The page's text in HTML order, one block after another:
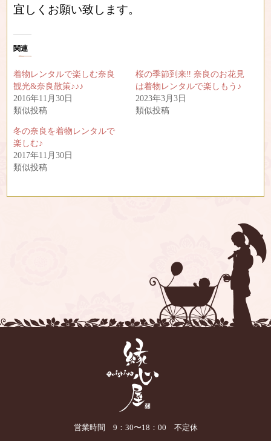
宜しくお願い致します。
関連
着物レンタルで楽しむ奈良
観光&奈良散策♪♪♪
2016年11月30日
類似投稿
桜の季節到来‼︎ 奈良のお花見
は着物レンタルで楽しもう♪
2023年3月3日
類似投稿
冬の奈良を着物レンタルで
楽しむ♪
2017年11月30日
類似投稿
営業時間 9：30〜18：00 不定休